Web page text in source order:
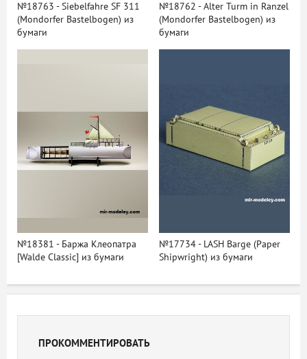
№18763 - Siebelfahre SF 311
(Mondorfer Bastelbogen) из
бумаги
№18762 - Alter Turm in Ranzel
(Mondorfer Bastelbogen) из
бумаги
№18381 - Баржа Клеопатра
[Walde Classic] из бумаги
№17734 - LASH Barge (Paper
Shipwright) из бумаги
ПРОКОММЕНТИРОВАТЬ